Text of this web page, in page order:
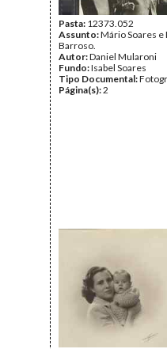
Pasta: 12373.052
Assunto:Mário Soares e
Barroso.
Autor:Daniel Mularoni
Fundo:Isabel Soares
Tipo Documental:
Página(s):2